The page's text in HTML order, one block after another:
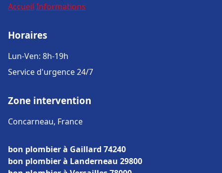
Accueil Informations
Horaires
Lun-Ven: 8h-19h
Service d'urgence 24/7
Zone intervention
Concarneau, France
bon plombier à Gaillard 74240
bon plombier à Landerneau 29800